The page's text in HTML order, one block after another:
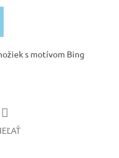
s motívom Bing